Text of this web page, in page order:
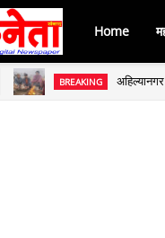
Home
BREAKING
BREAKING जिल्हा